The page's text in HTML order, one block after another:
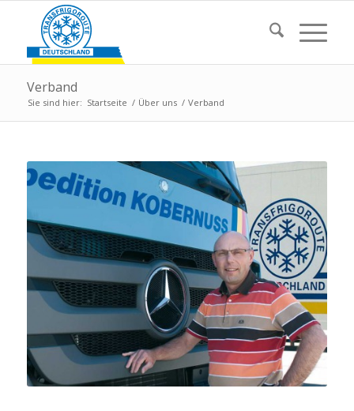
Verband
Sie sind hier: Startseite / Über uns / Verband